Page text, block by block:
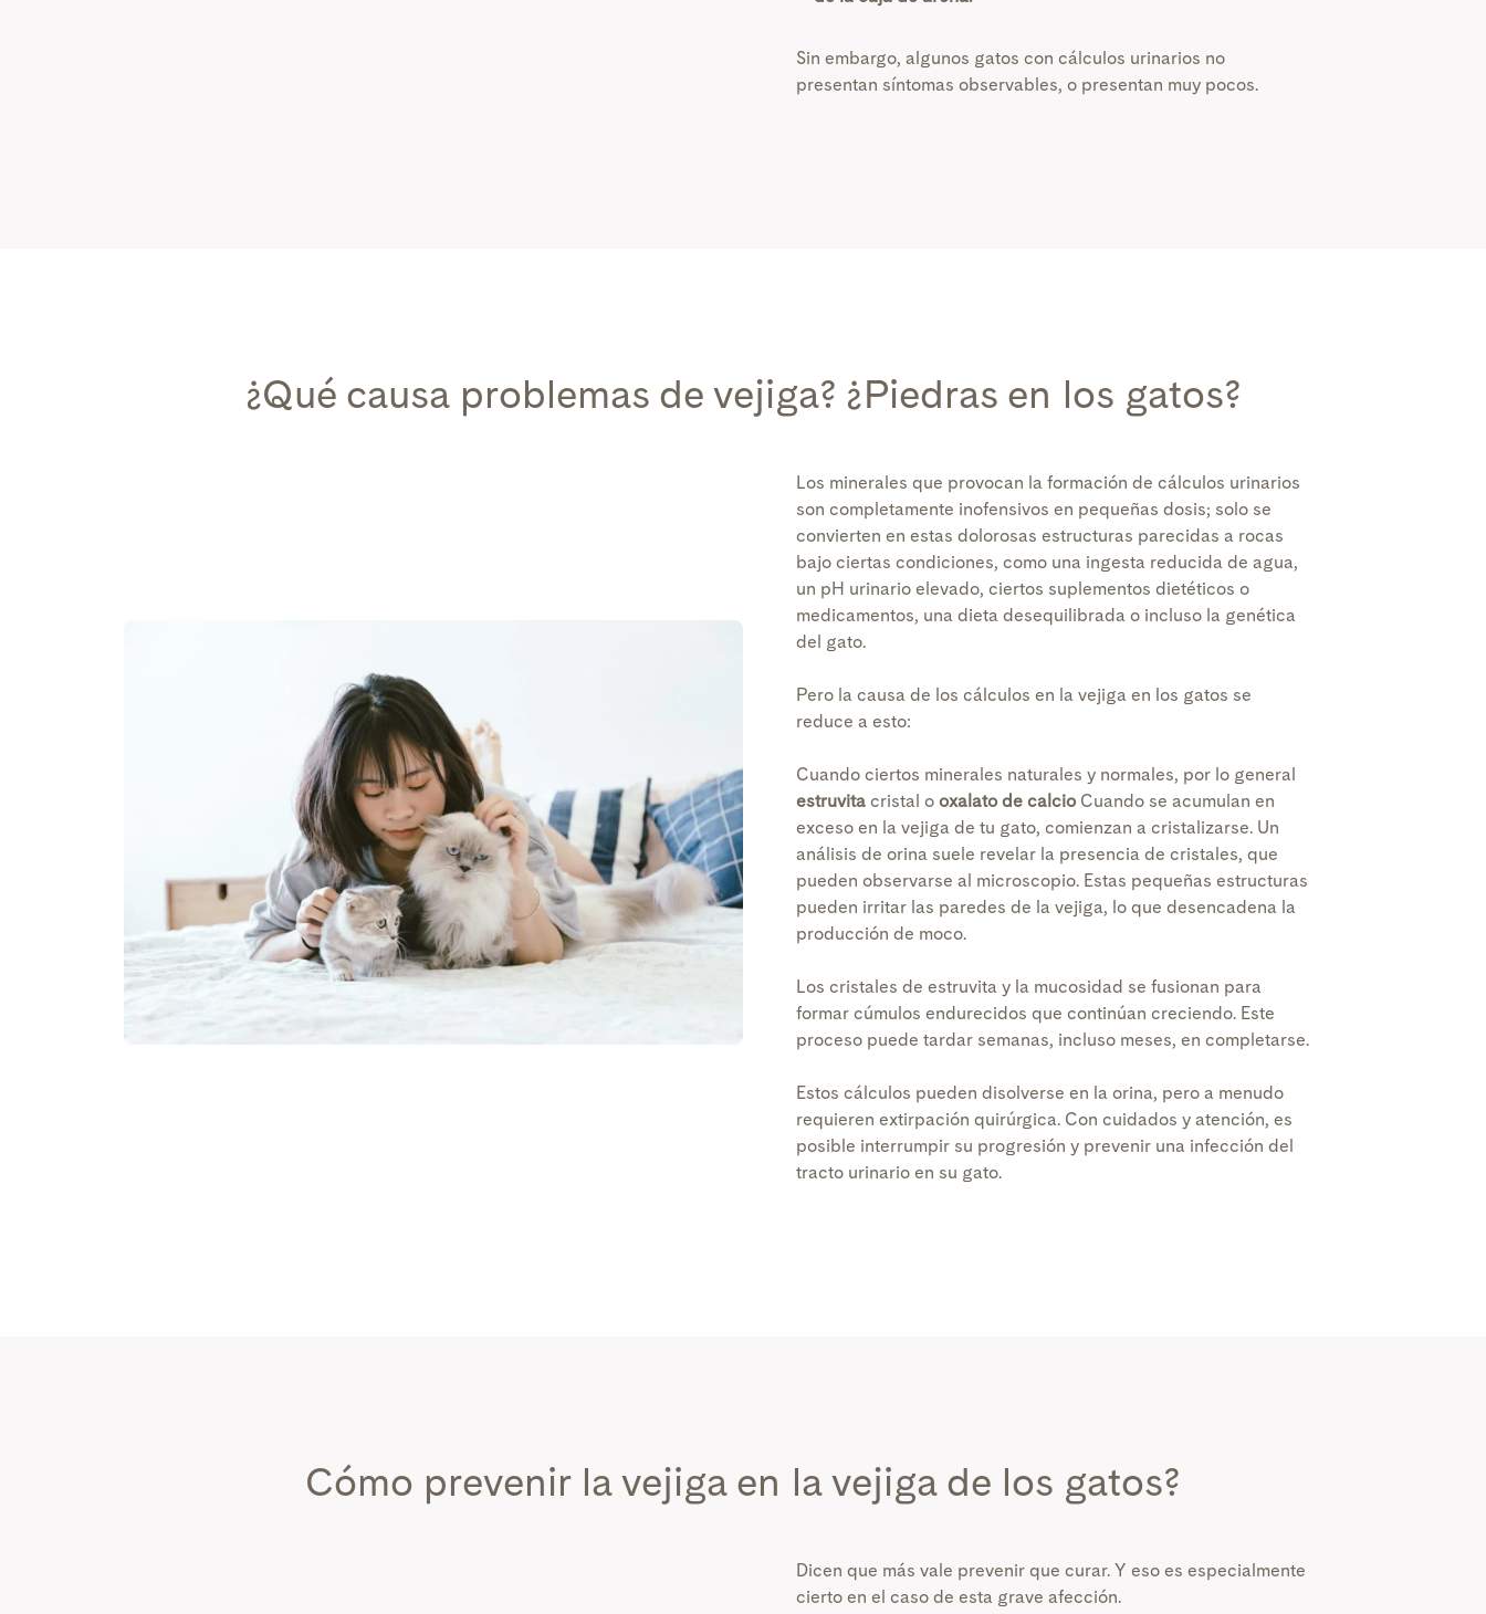
Sin embargo, algunos gatos con cálculos urinarios no
presentan síntomas observables, o presentan muy pocos.
¿Qué causa problemas de vejiga? ¿Piedras en los gatos?
Los minerales que provocan la formación de cálculos urinarios
son completamente inofensivos en pequeñas dosis; solo se
convierten en estas dolorosas estructuras parecidas a rocas
bajo ciertas condiciones, como una ingesta reducida de agua,
un pH urinario elevado, ciertos suplementos dietéticos o
medicamentos, una dieta desequilibrada o incluso la genética
del gato.
Pero la causa de los cálculos en la vejiga en los gatos se
reduce a esto:
Cuando ciertos minerales naturales y normales, por lo general
estruvita cristal o oxalato de calcioCuando se acumulan en
exceso en la vejiga de tu gato, comienzan a cristalizarse. Un
análisis de orina suele revelar la presencia de cristales, que
pueden observarse al microscopio. Estas pequeñas estructuras
pueden irritar las paredes de la vejiga, lo que desencadena la
producción de moco.
Los cristales de estruvita y la mucosidad se fusionan para
formar cúmulos endurecidos que continúan creciendo. Este
proceso puede tardar semanas, incluso meses, en completarse.
Estos cálculos pueden disolverse en la orina, pero a menudo
requieren extirpación quirúrgica. Con cuidados y atención, es
posible interrumpir su progresión y prevenir una infección del
tracto urinario en su gato.
Cómo prevenir la vejiga en la vejiga de los gatos?
Dicen que más vale prevenir que curar. Y eso es especialmente
cierto en el caso de esta grave afección.